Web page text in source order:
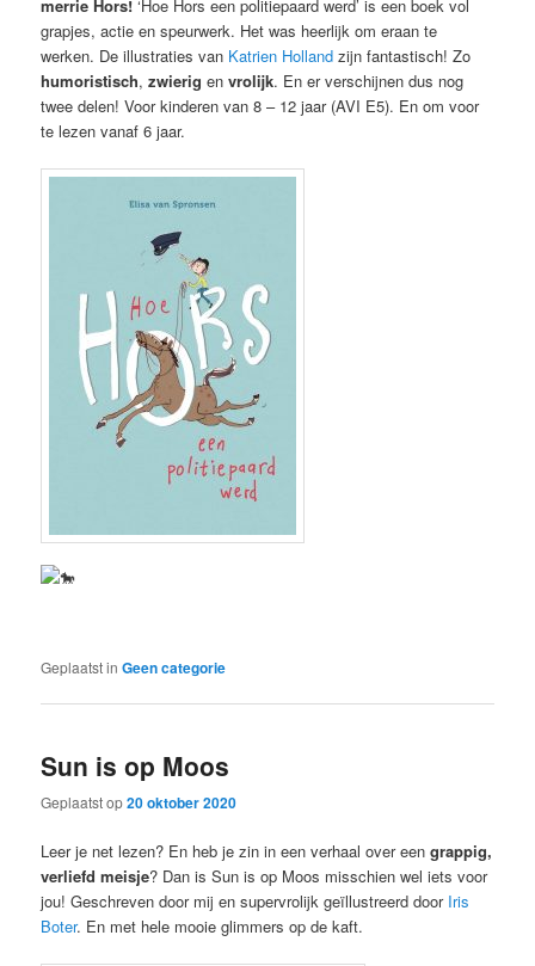
merrie Hors! ‘Hoe Hors een politiepaard werd’ is een boek vol
grapjes, actie en speurwerk. Het was heerlijk om eraan te
werken. De illustraties van Katrien Holland zijn fantastisch! Zo
humoristisch, zwierig en vrolijk. En er verschijnen dus nog
twee delen! Voor kinderen van 8 – 12 jaar (AVI E5). En om voor
te lezen vanaf 6 jaar.
Geplaatst in Geen categorie
Sun is op Moos
Geplaatst op20 oktober 2020
Leer je net lezen? En heb je zin in een verhaal over eengrappig,
verliefd meisje? Dan is Sun is op Moos misschien wel iets voor
jou! Geschreven door mij en supervrolijk geïllustreerd door Iris
Boter. En met hele mooie glimmers op de kaft.